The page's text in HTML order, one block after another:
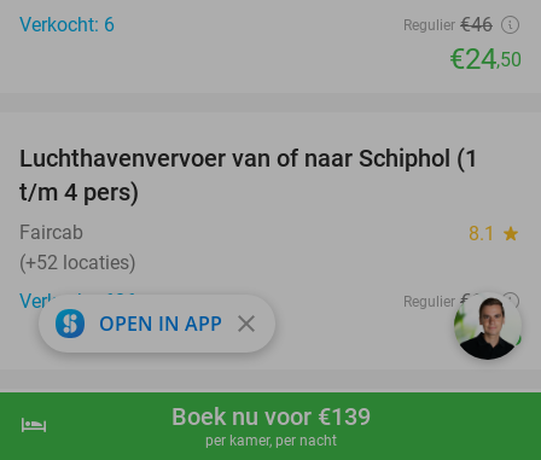
shopping_cart Boek nu
hotel Boek nu voor €139
per kamer, per nacht
Verkocht: 6
Regulier €46
€24,50
42%
Luchthavenvervoer van of naar Schiphol (1
t/m 4 pers)
Faircab 8.1 star
(+52 locaties)
Verkocht: 686
Regulier €60
€35
Huur e-scooter voor 1 of 2 personen +
OPEN IN APP close